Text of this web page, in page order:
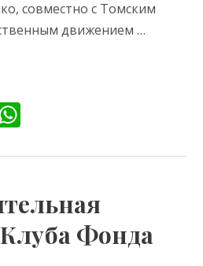
совместно с Томским
движением …
at
A
p
Фонда